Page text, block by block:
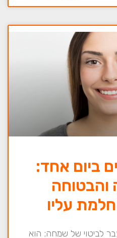
ביום אחד:
והבטוחה
עליו
לביטוי של שמחה; הוא